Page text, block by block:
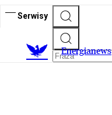
Serwisy
Energianews